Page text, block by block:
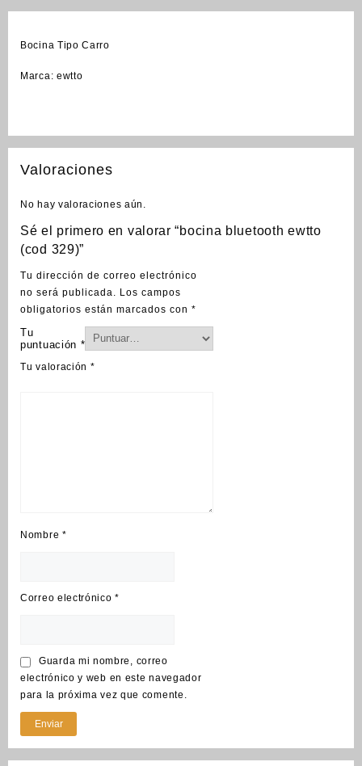
Bocina Tipo Carro
Marca: ewtto
Valoraciones
No hay valoraciones aún.
Sé el primero en valorar “bocina bluetooth ewtto
(cod 329)”
Tu dirección de correo electrónico
no será publicada.
Los campos
obligatorios están marcados con *
Tu
puntuación *
Tu valoración *
Nombre *
Correo electrónico*
Guarda mi nombre, correo
electrónico y web en este navegador
para la próxima vez que comente.